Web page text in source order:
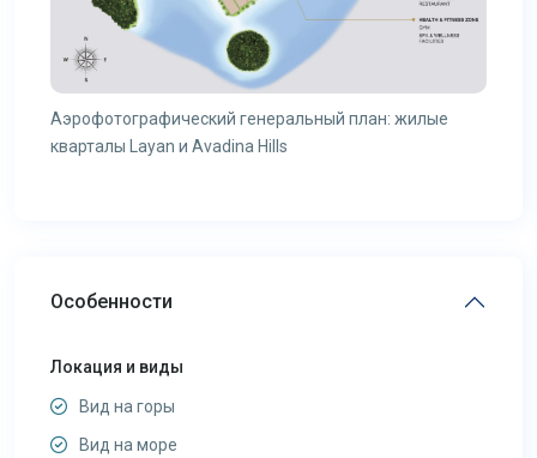
Аэрофотографический генеральный план: жилые
кварталы Layan и Avadina Hills
Особенности
Локация и виды
Вид на горы
Вид на море